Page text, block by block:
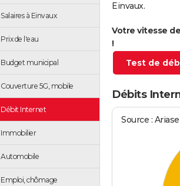
Salaires à Einvaux
Prix de l'eau
Budget municipal
Couverture 5G, mobile
Débit Internet
Immobilier
Automobile
Emploi, chômage
Einvaux.
Votre vitesse
!
Test de
Débits
Source : Ariase